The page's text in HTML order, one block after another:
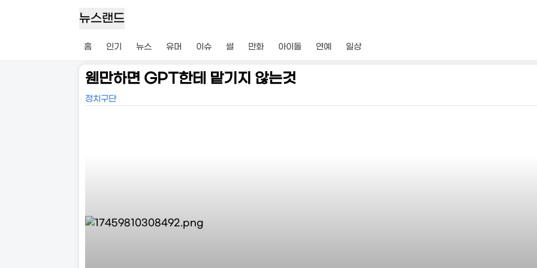
뉴스랜드
홈 인기 뉴스 유머 이슈 썰 만화 아이돌 연예 일상
웬만하면 GPT한테 맡기지 않는것
정치구단